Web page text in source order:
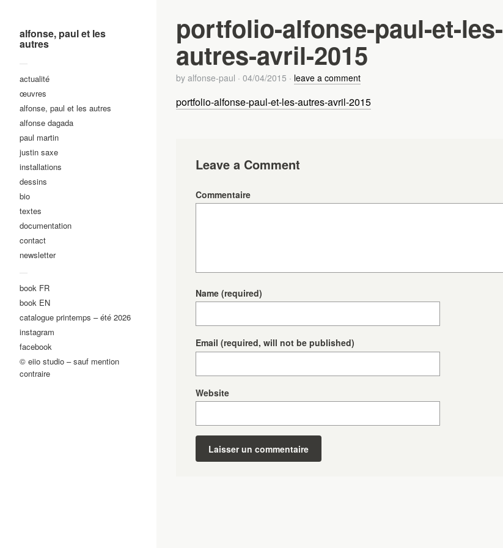
alfonse, paul et les
autres
—
actualité
œuvres
alfonse, paul et les autres
alfonse dagada
paul martin
justin saxe
installations
dessins
bio
textes
documentation
contact
newsletter
—
book FR
book EN
catalogue printemps – été 2026
instagram
facebook
© eiio studio – sauf mention
contraire
portfolio-alfonse-paul-et-les-
autres-avril-2015
by alfonse-paul · 04/04/2015 · leave a comment
portfolio-alfonse-paul-et-les-autres-avril-2015
Leave a Comment
Commentaire
Name (required)
Email (required, will not be published)
Website